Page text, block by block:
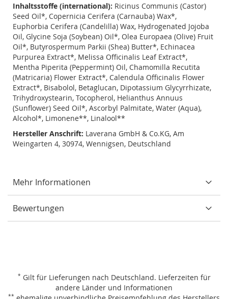
Inhaltsstoffe (international): Ricinus Communis (Castor)
Seed Oil*, Copernicia Cerifera (Carnauba) Wax*,
Euphorbia Cerifera (Candelilla) Wax, Hydrogenated Jojoba
Oil, Glycine Soja (Soybean) Oil*, Olea Europaea (Olive) Fruit
Oil*, Butyrospermum Parkii (Shea) Butter*, Echinacea
Purpurea Extract*, Melissa Officinalis Leaf Extract*,
Mentha Piperita (Peppermint) Oil, Chamomilla Recutita
(Matricaria) Flower Extract*, Calendula Officinalis Flower
Extract*, Bisabolol, Betaglucan, Dipotassium Glycyrrhizate,
Trihydroxystearin, Tocopherol, Helianthus Annuus
(Sunflower) Seed Oil*, Ascorbyl Palmitate, Water (Aqua),
Alcohol*, Limonene**, Linalool**
Hersteller Anschrift: Laverana GmbH & Co.KG, Am
Weingarten 4, 30974, Wennigsen, Deutschland
Mehr Informationen
Bewertungen
* Gilt für Lieferungen nach Deutschland. Lieferzeiten für
andere Länder und Informationen
**